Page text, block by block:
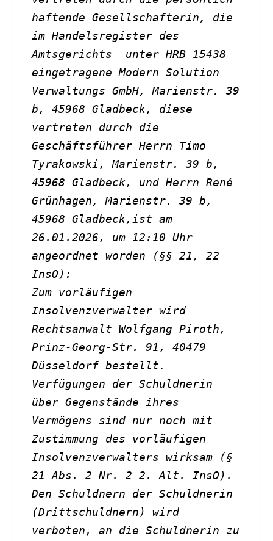
haftende Gesellschafterin, die
im Handelsregister des
Amtsgerichts  unter HRB 15438
eingetragene Modern Solution
Verwaltungs GmbH, Marienstr. 39
b, 45968 Gladbeck, diese
vertreten durch die
Geschäftsführer Herrn Timo
Tyrakowski, Marienstr. 39 b,
45968 Gladbeck, und Herrn René
Grünhagen, Marienstr. 39 b,
45968 Gladbeck,ist am
26.01.2026, um 12:10 Uhr
angeordnet worden (§§ 21, 22
InsO):
Zum vorläufigen
Insolvenzverwalter wird
Rechtsanwalt Wolfgang Piroth,
Prinz-Georg-Str. 91, 40479
Düsseldorf bestellt.
Verfügungen der Schuldnerin
über Gegenstände ihres
Vermögens sind nur noch mit
Zustimmung des vorläufigen
Insolvenzverwalters wirksam (§
21 Abs. 2 Nr. 2 2. Alt. InsO).
Den Schuldnern der Schuldnerin
(Drittschuldnern) wird
verboten, an die Schuldnerin zu